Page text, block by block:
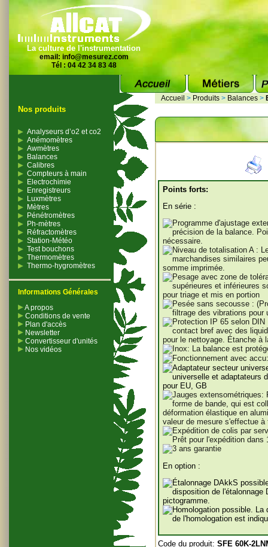
La culture de l'instrumentation
email: info@mesurez.com
Tél : 04 42 34 83 48
Nos produits
Analyseurs d’o2 et co2
Anémomètres
Awmètres
Balances
Calibres
Compteurs à main
Electrochimie
Enregistreurs
Luxmètres
Mètres
Pénétromètres
Ph-mètres
Réfractomètres
Station-Météo
Test bouchons
Thermomètres
Thermo-hygromètres
Informations Générales
A propos
Conditions de vente
Plan d'accès
Newsletter
Convertisseur d'unités
Nos vidéos
Accueil > Produits > Balances >
Points forts:
En série :
En option :
Code du produit: SFE 60K-